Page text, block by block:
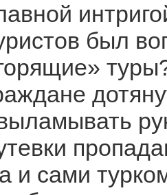
был
и сами